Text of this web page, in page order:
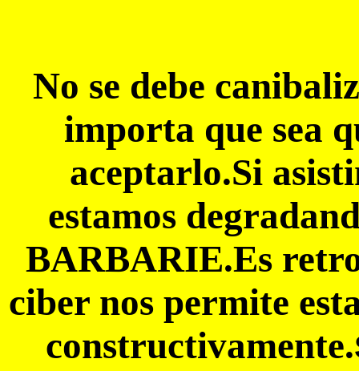
No se debe
importa que sea
aceptarlo.Si
estamos
BARBARIE.Es
ciber nos permite
constructivamente.